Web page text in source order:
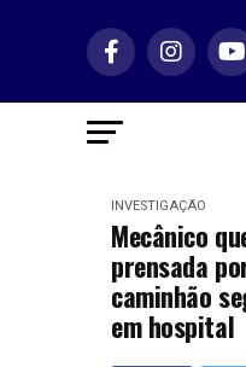
INVESTIGAÇÃO
Mecânico
prensada
caminhão
em hospital